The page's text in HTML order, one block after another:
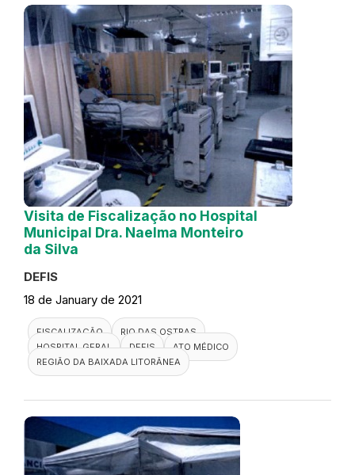
Visita de Fiscalização no Hospital
Municipal Dra. Naelma Monteiro
da Silva
DEFIS
18 de January de 2021
FISCALIZAÇÃO
RIO DAS OSTRAS
HOSPITAL GERAL
DEFIS
ATO MÉDICO
REGIÃO DA BAIXADA LITORÂNEA